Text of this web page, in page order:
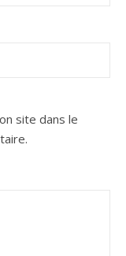
site dans le